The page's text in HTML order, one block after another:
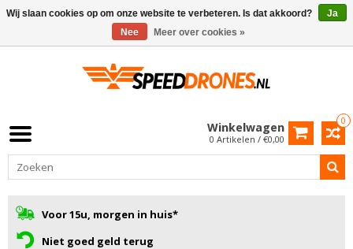
0
Winkelwagen
0 Artikelen / €0,00
Voor 15u, morgen in huis*
Niet goed geld terug
Wij slaan cookies op om onze website te verbeteren. Is dat akkoord?
Ja
Nee
Meer over cookies »